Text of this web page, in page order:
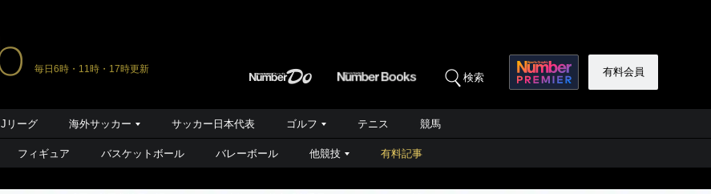
毎日6時・11時・17時更新
検索 有料会員
Jリーグ 海外サッカー サッカー日本代表 ゴルフ テニス 競馬
フィギュア バスケットボール バレーボール 他競技 有料記事